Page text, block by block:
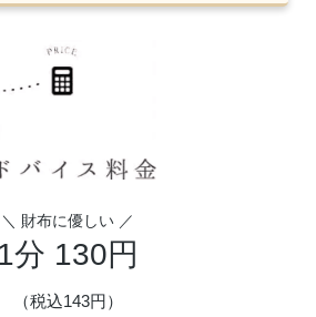
＼ 財布に優しい ／
1分 130円
（税込143円）